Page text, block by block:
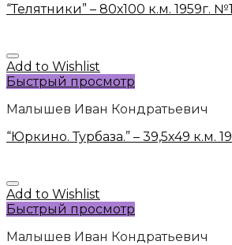
“Телятники” – 80х100 к.м. 1959г.
Add to Wishlist
Быстрый просмотр
Малышев Иван Кондратьевич
“Юркино. Турбаза.” – 39,5х49 к.м.
Add to Wishlist
Быстрый просмотр
Малышев Иван Кондратьевич